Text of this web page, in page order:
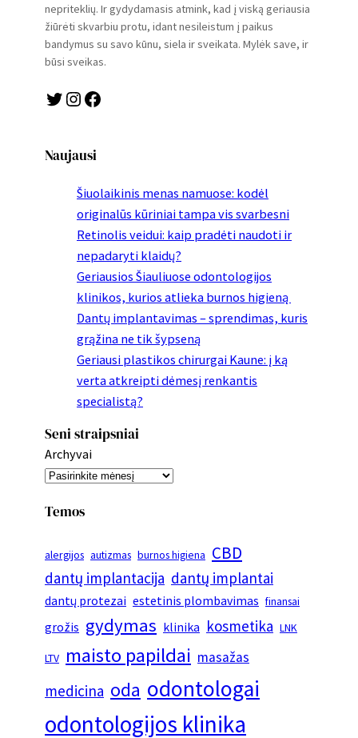
nepriteklių. Ir gydydamasis atmink, kad į viską geriausia
žiūrėti skvarbiu protu, idant nesileistum į paikus
bandymus su savo kūnu, siela ir sveikata. Mylėk save, ir
būsi sveikas.
Twitter Instagram Facebook
Naujausi
Šiuolaikinis menas namuose: kodėl
originalūs kūriniai tampa vis svarbesni
Retinolis veidui: kaip pradėti naudoti ir
nepadaryti klaidų?
Geriausios Šiauliuose odontologijos
klinikos, kurios atlieka burnos higieną
Dantų implantavimas – sprendimas, kuris
grąžina ne tik šypseną
Geriausi plastikos chirurgai Kaune: į ką
verta atkreipti dėmesį renkantis
specialistą?
Seni straipsniai
Archyvai
Temos
alergijos autizmas burnos higiena CBD
dantų implantacija dantų implantai
dantų protezai estetinis plombavimas finansai
grožis gydymas klinika kosmetika LNK
LTV maisto papildai masažas
medicina oda odontologai
odontologijos klinika